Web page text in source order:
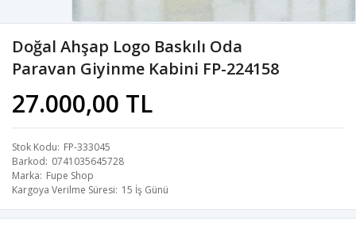
Doğal Ahşap Logo Baskılı Oda
Paravan Giyinme Kabini FP-224158
27.000,00 TL
Stok Kodu FP-333045
Barkod 0741035645728
Marka Fupe Shop
Kargoya Verilme Süresi 15 İş Günü